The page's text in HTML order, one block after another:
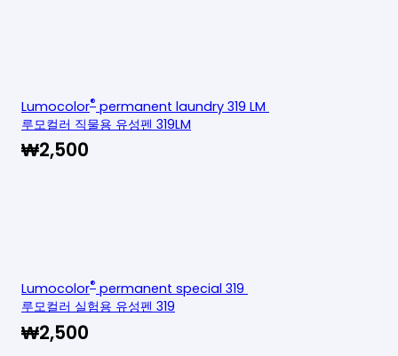
Lumocolor® permanent laundry 319 LM
루모컬러 직물용 유성펜 319LM
₩2,500
Lumocolor® permanent special 319
루모컬러 실험용 유성펜 319
₩2,500